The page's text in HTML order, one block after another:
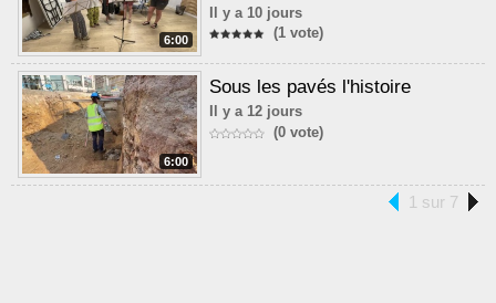
6:00
Il y a 10 jours
(1 vote)
6:00
Sous les pavés l'histoire
Il y a 12 jours
(0 vote)
1 sur 7